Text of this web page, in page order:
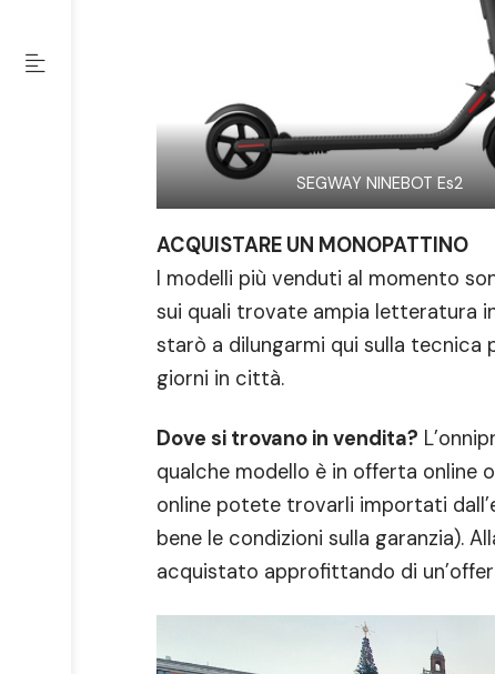
SEGWAY NINEBOT Es2
ACQUISTARE UN MONOPATTINO
I modelli più venduti al momento
sui quali trovate ampia letteratura
starò a dilungarmi qui sulla tecnica
giorni in città.
Dove si trovano in vendita?
qualche modello è in offerta online
online potete trovarli importati
bene le condizioni sulla garanzia).
acquistato approfittando di